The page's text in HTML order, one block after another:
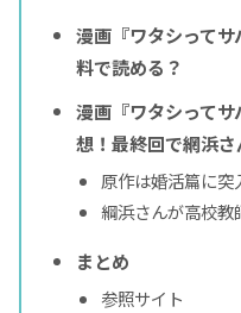
漫画『ワタシって
料で読める？
漫画『ワタシって
想！最終回で網浜
原作は婚活篇に突
綱浜さんが高校教
まとめ
参照サイト